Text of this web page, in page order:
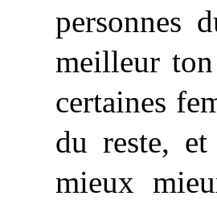
personnes
meilleur
certaines
du reste,
mieux